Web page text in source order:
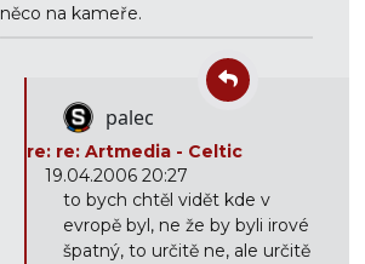
něco na kameře.
palec
re: re: Artmedia - Celtic
19.04.2006 20:27
to bych chtěl vidět kde v
evropě byl, ne že by byli irové
špatný, to určitě ne, ale určitě